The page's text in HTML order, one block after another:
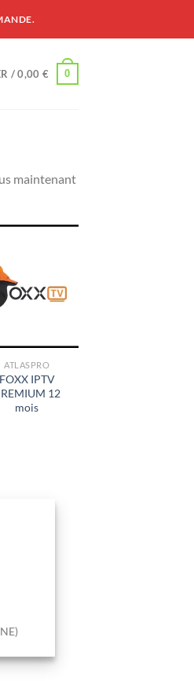
/0,00 € 0
maintenant
ATLASPRO
FOXX IPTV
12
mois